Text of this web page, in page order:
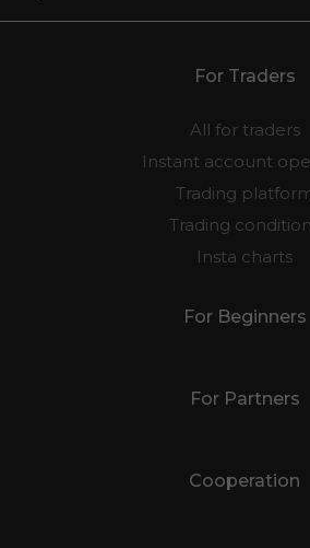
For Traders
All for traders
Instant account
Trading
Trading
Insta charts
For Beginners
For Partners
Cooperation